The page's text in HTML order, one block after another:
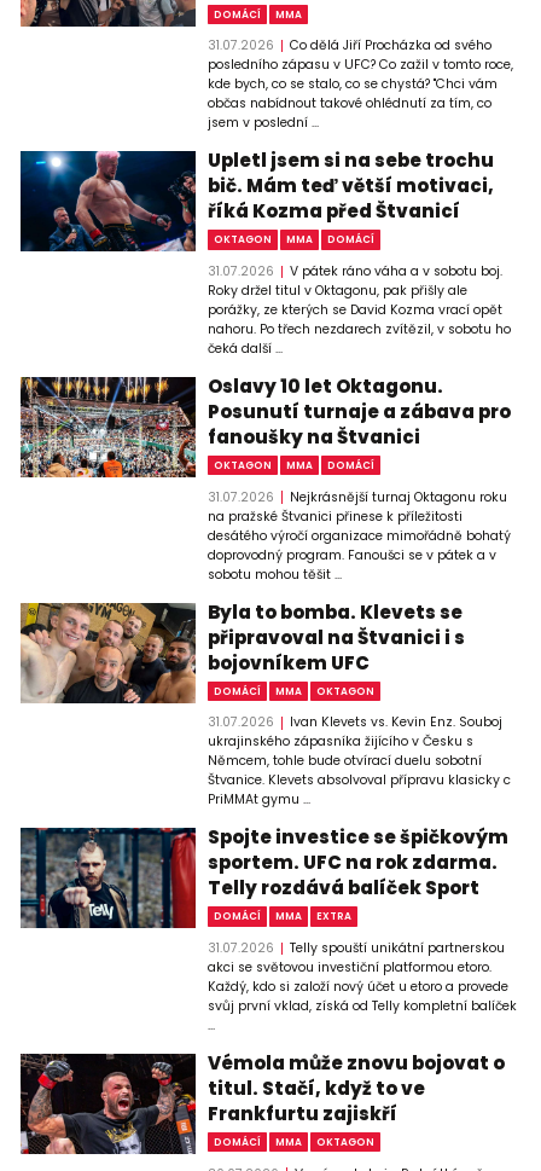
DOMÁCÍ MMA
31.07.2026
Co dělá Jiří Procházka od svého
posledního zápasu v UFC? Co zažil v tomto roce,
kde bych, co se stalo, co se chystá? "Chci vám
občas nabídnout takové ohlédnutí za tím, co
jsem v poslední ...
Upletl jsem si na sebe trochu
bič. Mám teď větší motivaci,
říká Kozma před Štvanicí
OKTAGON MMA DOMÁCÍ
31.07.2026
V pátek ráno váha a v sobotu boj.
Roky držel titul v Oktagonu, pak přišly ale
porážky, ze kterých se David Kozma vrací opět
nahoru. Po třech nezdarech zvítězil, v sobotu ho
čeká další ...
Oslavy 10 let Oktagonu.
Posunutí turnaje a zábava pro
fanoušky na Štvanici
OKTAGON MMA DOMÁCÍ
31.07.2026
Nejkrásnější turnaj Oktagonu roku
na pražské Štvanici přinese k příležitosti
desátého výročí organizace mimořádně bohatý
doprovodný program. Fanoušci se v pátek a v
sobotu mohou těšit ...
Byla to bomba. Klevets se
připravoval na Štvanici i s
bojovníkem UFC
DOMÁCÍ MMA OKTAGON
31.07.2026
Ivan Klevets vs. Kevin Enz. Souboj
ukrajinského zápasníka žijícího v Česku s
Němcem, tohle bude otvírací duelu sobotní
Štvanice. Klevets absolvoval přípravu klasicky c
PriMMAt gymu ...
Spojte investice se špičkovým
sportem. UFC na rok zdarma.
Telly rozdává balíček Sport
DOMÁCÍ MMA EXTRA
31.07.2026
Telly spouští unikátní partnerskou
akci se světovou investiční platformou etoro.
Každý, kdo si založí nový účet u etoro a provede
svůj první vklad, získá od Telly kompletní balíček
...
Vémola může znovu bojovat o
titul. Stačí, když to ve
Frankfurtu zajiskří
DOMÁCÍ MMA OKTAGON